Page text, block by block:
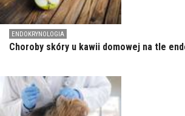
ENDOKRYNOLOGIA
Choroby skóry u kawii domowej na tle